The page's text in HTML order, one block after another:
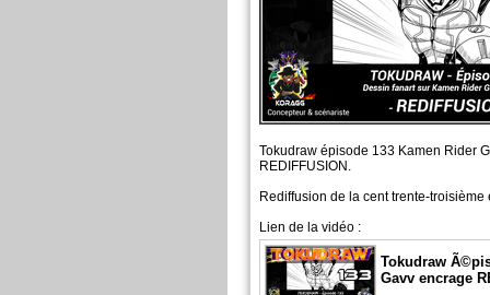
Tokudraw épisode 133 Kamen Rider
REDIFFUSION.
Rediffusion de la cent trente-troisième
Lien de la vidéo :
Tokudraw
Gavv encrage